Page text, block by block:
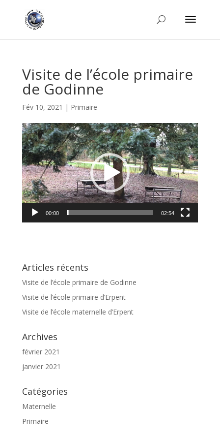
Visite de l’école primaire
de Godinne
Fév 10, 2021 | Primaire
Lecteur
vidéo
00:00 02:54
Articles récents
Visite de l’école primaire de Godinne
Visite de l’école primaire d’Erpent
Visite de l’école maternelle d’Erpent
Archives
février 2021
janvier 2021
Catégories
Maternelle
Primaire